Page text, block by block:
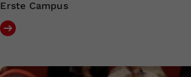
Erste Campus